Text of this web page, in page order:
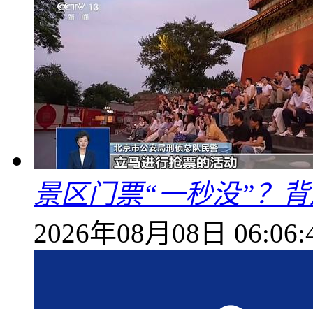
景区门票“一秒没”？
2026年08月08日